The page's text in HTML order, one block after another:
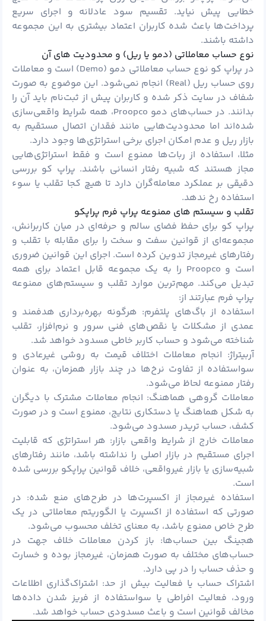
خطایی پیش نیاید. تقسیم سود عادلانه و اجرای سریع
پرداخت‌ها باعث شده کاربران اعتماد بیشتری به این مجموعه
داشته باشند.
نوع حساب معاملاتی (دمو یا ریل) و محدودیت‌ های آن
در پراپ کو نوع حساب معاملاتی دمو (Demo) است و معاملات
روی حساب ریل (Real) انجام نمی‌شود. این موضوع به صورت
شفاف در سایت ذکر شده و کاربران پیش از ثبت‌نام باید آن را
بدانند. در حساب‌های دمو Proopco، همه شرایط واقعی‌سازی
شده‌اند اما محدودیت‌هایی مانند فقدان اتصال مستقیم به
بازار ریل و عدم امکان اجرای برخی استراتژی‌ها وجود دارد.
مثلا، استفاده از ربات‌ها ممنوع است و فقط استراتژی‌هایی
مجاز هستند که شبیه رفتار انسانی باشند. پراپ کو بررسی
دقیقی بر عملکرد معامله‌گران دارد تا هیچ کجا تقلب یا سوء
استفاده رخ ندهد.
تقلب و سیستم های ممنوعه پراپ فرم پراپکو
پراپ کو برای حفظ فضای سالم و حرفه‌ای در میان کاربرانش،
مجموعه‌ای از قوانین سفت و سخت را برای مقابله با تقلب و
رفتارهای غیرمجاز تدوین کرده است. اجرای این قوانین ضروری
است و Proopco را به یک مجموعه قابل اعتماد برای همه
تبدیل می‌کند. مهم‌ترین موارد تقلب و سیستم‌های ممنوعه
پراپ فرم عبارتند از:
استفاده از باگ‌های پلتفرم: هرگونه بهره‌برداری هدفمند و
عمدی از مشکلات یا نقص‌های فنی سرور و نرم‌افزار، تقلب
شناخته می‌شود و حساب کاربر خاطی مسدود خواهد شد.
آربیتراژ: انجام معاملات اختلاف قیمت به روشی غیرعادی و
سواستفاده از تفاوت نرخ‌ها در چند بازار همزمان، به عنوان
رفتار ممنوعه لحاظ می‌شود.
معاملات گروهی هماهنگ: انجام معاملات مشترک با دیگران
به شکل هماهنگ یا دستکاری نتایج، ممنوع است و در صورت
کشف، حساب تریدر مسدود می‌شود.
معاملات خارج از شرایط واقعی بازار: هر استراتژی که قابلیت
اجرای مستقیم در بازار اصلی را نداشته باشد، مانند رفتارهای
شبیه‌سازی یا بازار غیرواقعی، خلاف قوانین پراپکو بررسی شده
است.
استفاده غیرمجاز از اکسپرت‌ها در طرح‌های منع شده: در
صورتی که استفاده از اکسپرت یا الگوریتم معاملاتی در یک
طرح خاص ممنوع باشد، به معنای تخلف محسوب می‌شود.
هجینگ بین حساب‌ها: باز کردن معاملات خلاف جهت در
حساب‌های مختلف به صورت همزمان، غیرمجاز بوده و خسارت
و حذف حساب را در پی دارد.
اشتراک حساب یا فعالیت بیش از حد: اشتراک‌گذاری اطلاعات
ورود، فعالیت افراطی یا سواستفاده از فریز شدن داده‌ها
مخالف قوانین است و باعث مسدودی حساب خواهد شد.